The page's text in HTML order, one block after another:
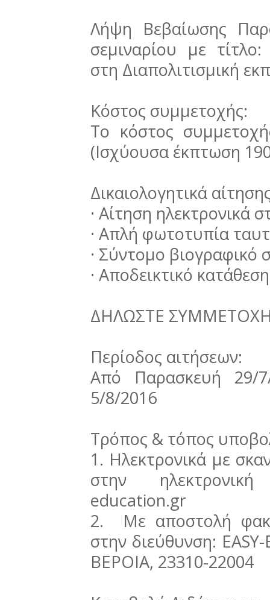
Λήψη Βεβαίωσης
σεμιναρίου με
στη Διαπολιτισμική
Κόστος συμμετοχής:
Το κόστος
(Ισχύουσα έκπτωση
Δικαιολογητικά
· Αίτηση
· Απλή φωτοτυπία
· Σύντομο βιογραφικό
· Αποδεικτικό
ΔΗΛΩΣΤΕ
Περίοδος αιτήσεων:
Από Παρασκευή 29/
5/8/2016
Τρόπος & τόπος
1. Ηλεκτρονικά με
στην
education.gr
2. Με αποστολή
στην διεύθυνση:
ΒΕΡΟΙΑ, 23310-22004